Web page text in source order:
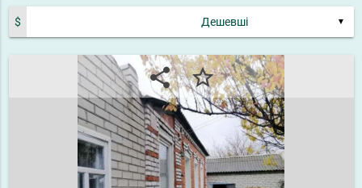
$ ▼
share star_border